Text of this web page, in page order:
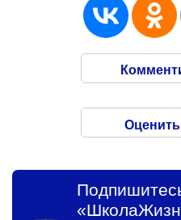
Оценить